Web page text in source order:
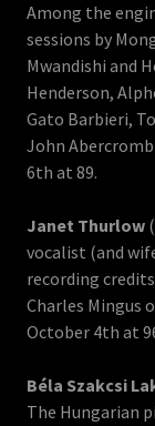
Among the
sessions by
Mwandishi and
Henderson,
Gato Barbieri,
John
6th at 89.
Janet Thurlow
vocalist (and
recording
Charles Mingus
October 4th at
Béla Szakcsi
The Hungarian